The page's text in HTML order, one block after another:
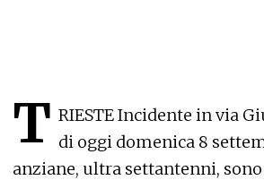
T RIESTE Incidente in via
di oggi domenica 8
anziane, ultra settantenni,